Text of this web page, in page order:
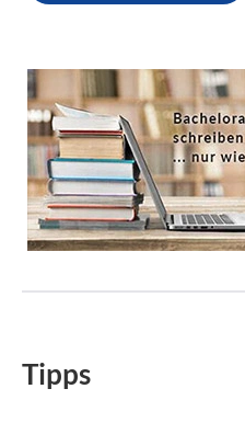
Tipps